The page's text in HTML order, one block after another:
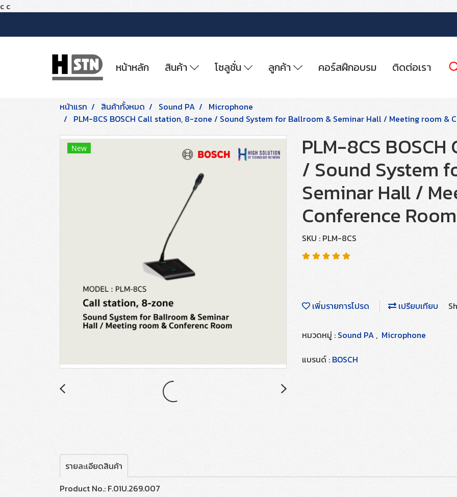
c c
หน้าหลัก สินค้า โซลูชั่น ลูกค้า คอร์สฝึกอบรม ติดต่อเรา
หน้าแรก สินค้าทั้งหมด Sound PA
Microphone
PLM-8CS BOSCH Call station, 8-zone / Sound System for Ballroom & Seminar Hall / Meeting room &
New PLM-8CS
/ Sound System
Seminar Hall /
Conference Room
SKU : PLM-8CS
เพิ่มรายการโปรด เปรียบเทียบ
หมวดหมู่ : Sound PA , Microphone
แบรนด์ : BOSCH
รายละเอียดสินค้า
Product No.: F.01U.269.007